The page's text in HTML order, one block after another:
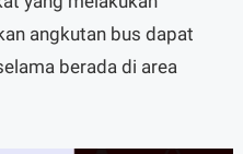
angkutan bus dapat
berada di area